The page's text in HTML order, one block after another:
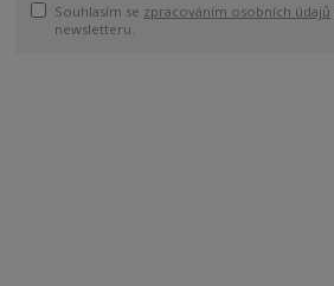
Souhlasím se zpracováním osobních údajů
newsletteru.